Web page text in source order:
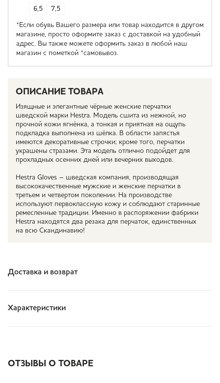
6,5
7,5
*Если обувь Вашего размера или товар находится в другом
магазине, просто оформите заказ с доставкой на удобный
адрес. Вы также можете оформить заказ в любой наш
магазин с пометкой *самовывоз.
ОПИСАНИЕ ТОВАРА
Изящные и элегантные чёрные женские перчатки
шведской марки Hestra. Модель сшита из нежной, но
прочной кожи ягнёнка, а тонкая и приятная на ощупь
подкладка выполнена из шёлка. В области запястья
имеются декоративные строчки; кроме того, перчатки
украшены стразами. Эта модель отлично подойдет для
прохладных осенних дней или вечерних выходов.
Hestra Gloves – шведская компания, производящая
высококачественные мужские и женские перчатки в
третьем и четвертом поколении. На производстве
используют первоклассную кожу и соблюдают старинные
ремесленные традиции. Именно в распоряжении фабрики
Hestra находятся два резака для перчаток, единственных
на всю Скандинавию!
Доставка и возврат
Характеристики
ОТЗЫВЫ О ТОВАРЕ